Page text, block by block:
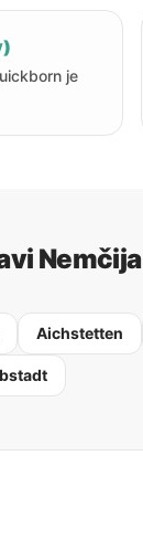
je
Nemčija
Aichstetten